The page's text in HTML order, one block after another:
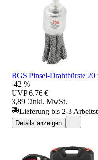
BGS Pinsel-Drahtbürste 20
-42 %
UVP 6,76 €
3,89 €inkl. MwSt.
Lieferung bis 2-3
Details anzeigen